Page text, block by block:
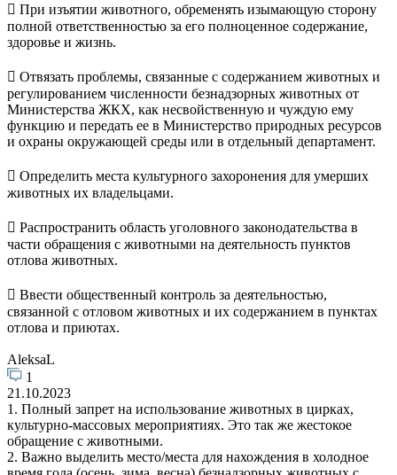
 При изъятии животного, обременять изымающую сторону
полной ответственностью за его полноценное содержание,
здоровье и жизнь.
 Отвязать проблемы, связанные с содержанием животных и
регулированием численности безнадзорных животных от
Министерства ЖКХ, как несвойственную и чуждую ему
функцию и передать ее в Министерство природных ресурсов
и охраны окружающей среды или в отдельный департамент.
 Определить места культурного захоронения для умерших
животных их владельцами.
 Распространить область уголовного законодательства в
части обращения с животными на деятельность пунктов
отлова животных.
 Ввести общественный контроль за деятельностью,
связанной с отловом животных и их содержанием в пунктах
отлова и приютах.
AleksaL
1
21.10.2023
1. Полный запрет на использование животных в цирках,
культурно-массовых мероприятиях. Это так же жестокое
обращение с животными.
2. Важно выделить место/места для нахождения в холодное